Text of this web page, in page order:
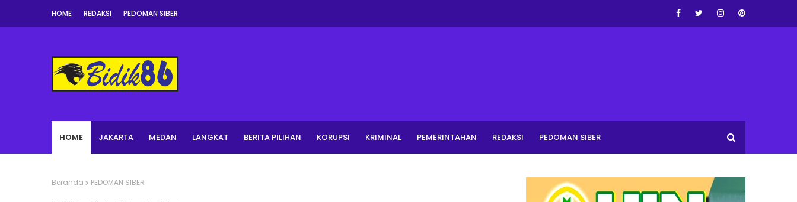
HOME REDAKSI PEDOMAN SIBER
HOME JAKARTA MEDAN LANGKAT BERITA PILIHAN KORUPSI KRIMINAL PEMERINTAHAN REDAKSI PEDOMAN SIBER
Beranda PEDOMAN SIBER